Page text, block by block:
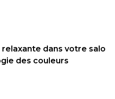
dans votre salo
des couleurs